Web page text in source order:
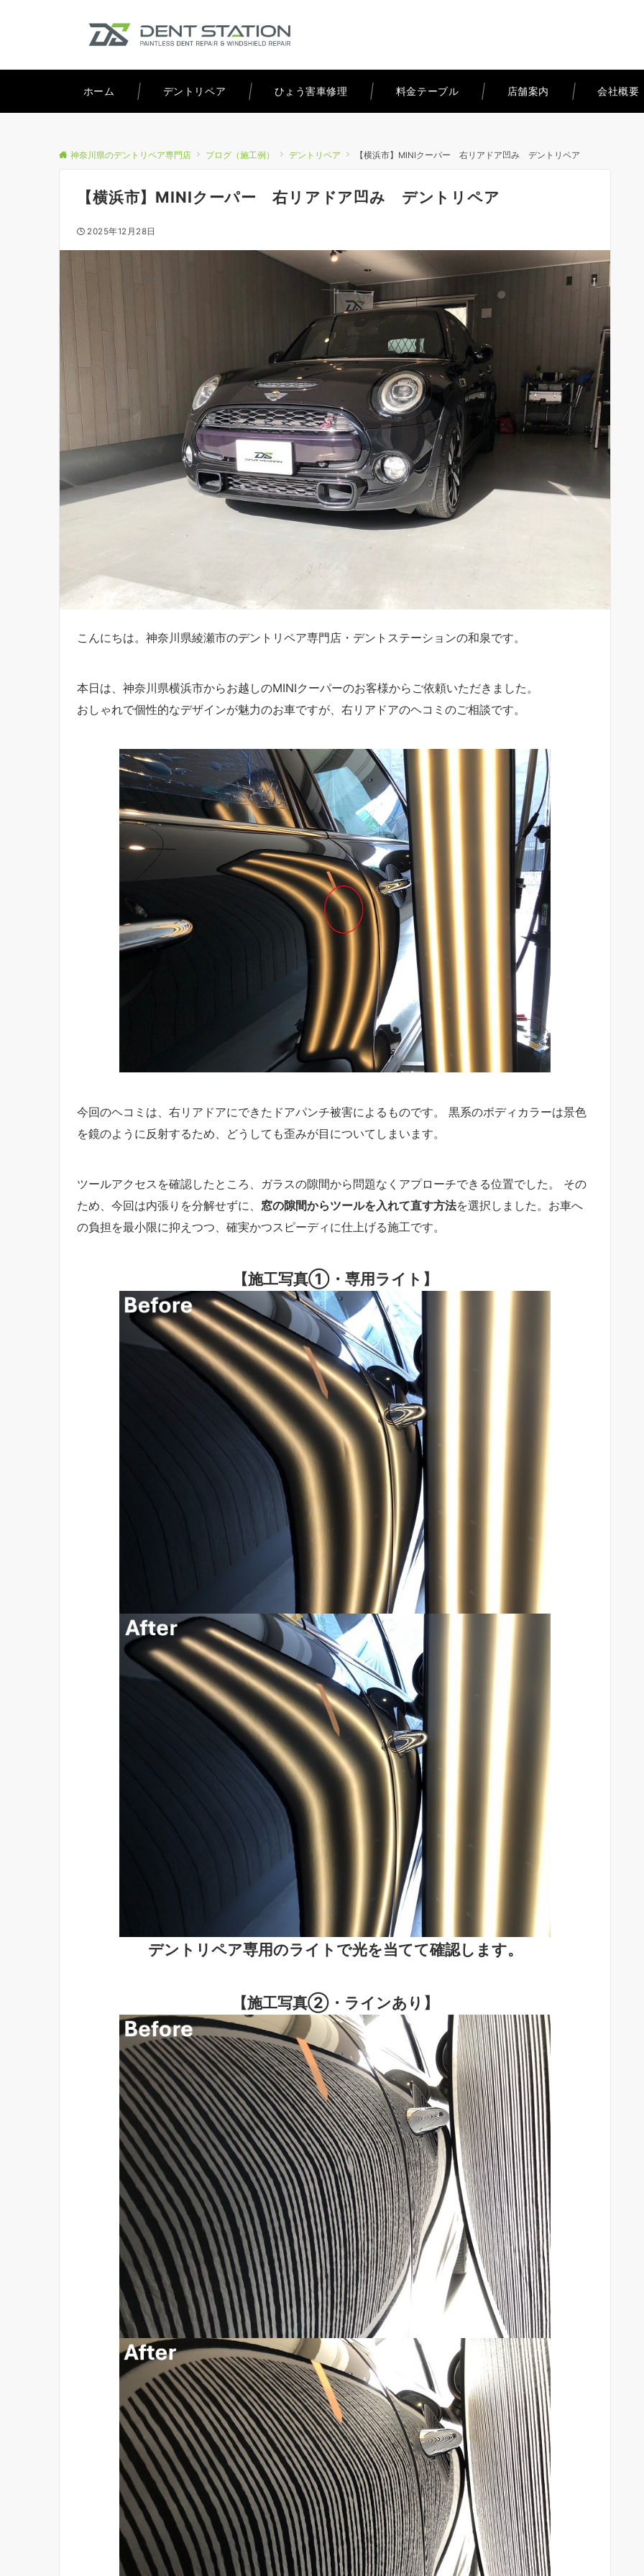
ホーム デントリペア ひょう害車修理 料金テーブル 店舗案内 会社概要
神奈川県のデントリペア専門店 ブログ（施工例） デントリペア 【横浜市】MINIクーパー 右リアドア凹み デントリペア
【横浜市】MINIクーパー 右リアドア凹み デントリペア
2025年12月28日
こんにちは。神奈川県綾瀬市のデントリペア専門店・デントステーションの和泉です。
本日は、神奈川県横浜市からお越しのMINIクーパーのお客様からご依頼いただきました。
おしゃれで個性的なデザインが魅力のお車ですが、右リアドアのヘコミのご相談です。
今回のヘコミは、右リアドアにできたドアパンチ被害によるものです。 黒系のボディカラーは景色
を鏡のように反射するため、どうしても歪みが目についてしまいます。
ツールアクセスを確認したところ、ガラスの隙間から問題なくアプローチできる位置でした。 その
ため、今回は内張りを分解せずに、 窓の隙間からツールを入れて直す方法を選択しました。お車へ
の負担を最小限に抑えつつ、確実かつスピーディに仕上げる施工です。
【施工写真①・専用ライト】
デントリペア専用のライトで光を当てて確認します。
【施工写真②・ラインあり】